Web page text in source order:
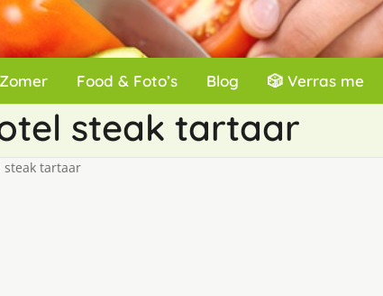
Food & Foto’s Blog 🎲 Verras me
steak tartaar
steak tartaar